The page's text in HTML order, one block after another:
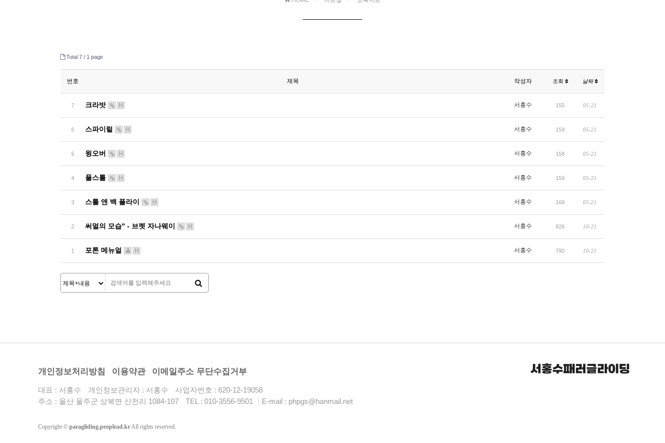
Total 7 / 1 page
번호 제목 작성자 조회 날짜
7 크라밧 H 서홍수 155 05-21
6 스파이럴 H 서홍수 159 05-21
5 윙오버 H 서홍수 158 05-21
4 풀스톨 H 서홍수 159 05-21
3 스톨 앤 백 플라이 H 서홍수 168 05-21
2 써멀의 모습" - 브렛 자나웨이 H 서홍수 826 10-21
1 포톤 메뉴얼 H 서홍수 790 10-21
개인정보처리방침 이용약관 이메일주소 무단수집거부
대표 : 서홍수 개인정보관리자 : 서홍수
사업자번호 : 620-12-19058
주소 : 울산 울주군 상북면 산전리 1084-107
TEL : 010-3556-9501 | E-mail : phpgs@hanmail.net
Copyright © paragliding.peoplead.krAll rights reserved.